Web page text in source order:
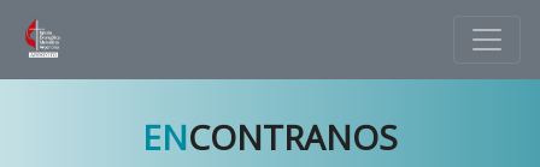
ENCONTRANOS